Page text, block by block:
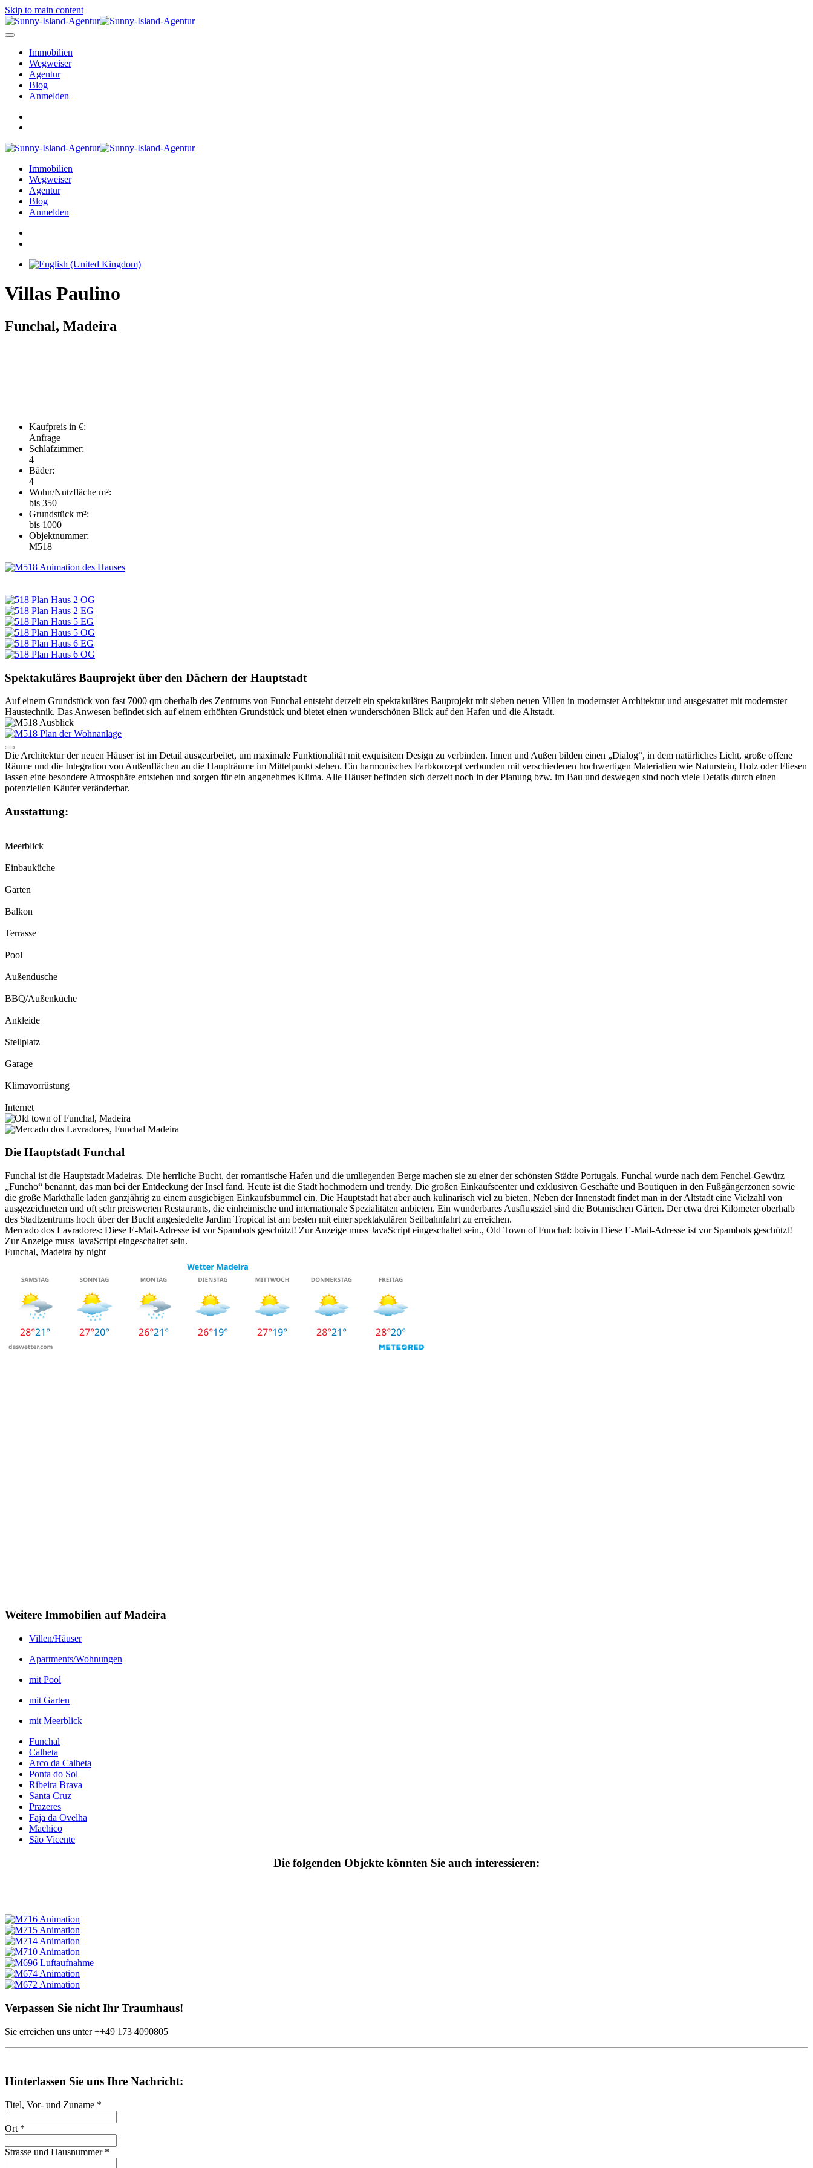
Skip to main content
Immobilien
Wegweiser
Agentur
Blog
Anmelden
Immobilien
Wegweiser
Agentur
Blog
Anmelden
Villas Paulino
Funchal, Madeira
Kaufpreis in €:
Anfrage
Schlafzimmer:
4
Bäder:
4
Wohn/Nutzfläche m²:
bis 350
Grundstück m²:
bis 1000
Objektnummer:
M518
Spektakuläres Bauprojekt über den Dächern der Hauptstadt
Auf einem Grundstück von fast 7000 qm oberhalb des Zentrums von Funchal entsteht derzeit ein spektakuläres Bauprojekt mit sieben neuen Villen in modernster Architektur und ausgestattet mit modernster
Haustechnik. Das Anwesen befindet sich auf einem erhöhten Grundstück und bietet einen wunderschönen Blick auf den Hafen und die Altstadt.
Die Architektur der neuen Häuser ist im Detail ausgearbeitet, um maximale Funktionalität mit exquisitem Design zu verbinden. Innen und Außen bilden einen „Dialog“, in dem natürliches Licht, große offene
Räume und die Integration von Außenflächen an die Haupträume im Mittelpunkt stehen. Ein harmonisches Farbkonzept verbunden mit verschiedenen hochwertigen Materialien wie Naturstein, Holz oder Fliesen
lassen eine besondere Atmosphäre entstehen und sorgen für ein angenehmes Klima. Alle Häuser befinden sich derzeit noch in der Planung bzw. im Bau und deswegen sind noch viele Details durch einen
potenziellen Käufer veränderbar.
Ausstattung:
Meerblick
Einbauküche
Garten
Balkon
Terrasse
Pool
Außendusche
BBQ/Außenküche
Ankleide
Stellplatz
Garage
Klimavorrüstung
Internet
Die Hauptstadt Funchal
Funchal ist die Hauptstadt Madeiras. Die herrliche Bucht, der romantische Hafen und die umliegenden Berge machen sie zu einer der schönsten Städte Portugals. Funchal wurde nach dem Fenchel-Gewürz
„Funcho“ benannt, das man bei der Entdeckung der Insel fand. Heute ist die Stadt hochmodern und trendy. Die großen Einkaufscenter und exklusiven Geschäfte und Boutiquen in den Fußgängerzonen sowie
die große Markthalle laden ganzjährig zu einem ausgiebigen Einkaufsbummel ein. Die Hauptstadt hat aber auch kulinarisch viel zu bieten. Neben der Innenstadt findet man in der Altstadt eine Vielzahl von
ausgezeichneten und oft sehr preiswerten Restaurants, die einheimische und internationale Spezialitäten anbieten. Ein wunderbares Ausflugsziel sind die Botanischen Gärten. Der etwa drei Kilometer oberhalb
des Stadtzentrums hoch über der Bucht angesiedelte Jardim Tropical ist am besten mit einer spektakulären Seilbahnfahrt zu erreichen.
Mercado dos Lavradores: Diese E-Mail-Adresse ist vor Spambots geschützt! Zur Anzeige muss JavaScript eingeschaltet sein., Old Town of Funchal: boivin Diese E-Mail-Adresse ist vor Spambots geschützt!
Zur Anzeige muss JavaScript eingeschaltet sein.
Funchal, Madeira by night
Weitere Immobilien auf Madeira
Villen/Häuser
Apartments/Wohnungen
mit Pool
mit Garten
mit Meerblick
Funchal
Calheta
Arco da Calheta
Ponta do Sol
Ribeira Brava
Santa Cruz
Prazeres
Faja da Ovelha
Machico
São Vicente
Die folgenden Objekte könnten Sie auch interessieren:
Verpassen Sie nicht Ihr Traumhaus!
Sie erreichen uns unter++49 173 4090805
Hinterlassen Sie uns Ihre Nachricht:
Titel, Vor- und Zuname *
Ort *
Strasse und Hausnummer *